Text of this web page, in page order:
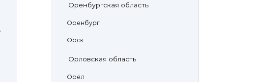
Оренбургская область
Оренбург
Орск
Орловская область
Орёл